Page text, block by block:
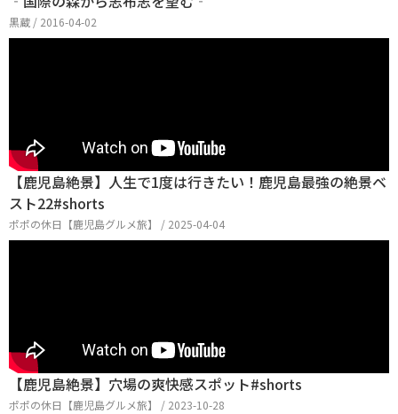
黒蔵 / 2016-04-02
【鹿児島絶景】人生で1度は行きたい！鹿児島最強の絶景ベ
スト22#shorts
ポポの休日【鹿児島グルメ旅】 / 2025-04-04
【鹿児島絶景】穴場の爽快感スポット#shorts
ポポの休日【鹿児島グルメ旅】 / 2023-10-28